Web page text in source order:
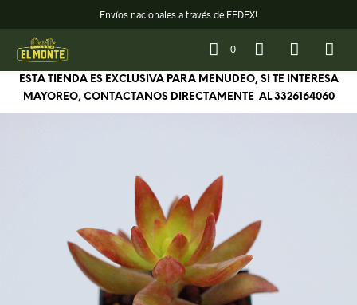
Envíos nacionales a través de FEDEX!
0
ESTA TIENDA ES EXCLUSIVA PARA MENUDEO, SI TE INTERESA
MAYOREO, CONTACTANOS DIRECTAMENTE AL3326164060